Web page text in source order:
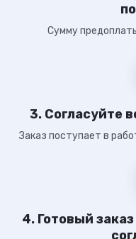
Сумму
3. Согласуйте
Заказ поступает в
4. Готовый